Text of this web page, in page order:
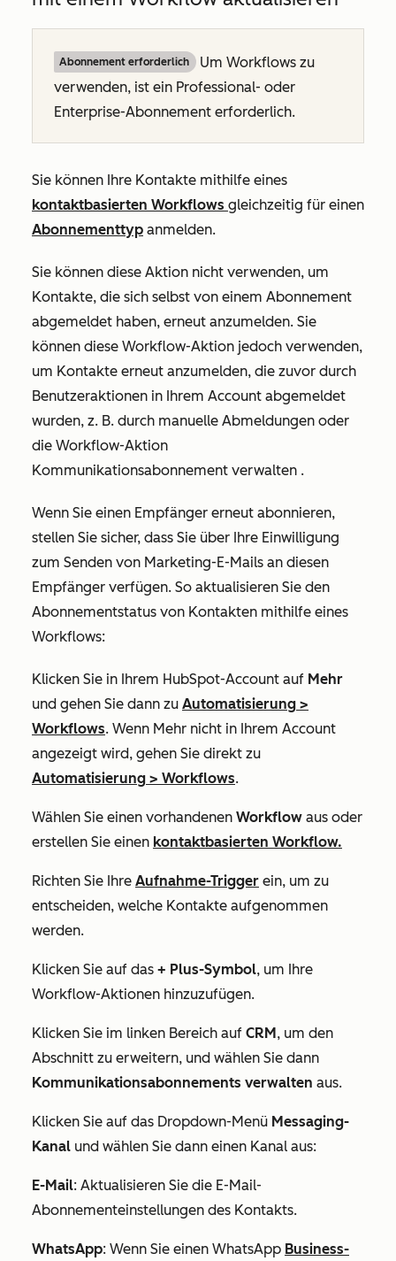
Abonnement erforderlich
Um Workflows zu
verwenden, ist ein Professional- oder
Enterprise-Abonnement erforderlich.
Sie können Ihre Kontakte mithilfe eines
kontaktbasierten Workflows gleichzeitig für einen
Abonnementtyp anmelden.
Sie können diese Aktion nicht verwenden, um
Kontakte, die sich selbst von einem Abonnement
abgemeldet haben, erneut anzumelden. Sie
können diese Workflow-Aktion jedoch verwenden,
um Kontakte erneut anzumelden, die zuvor durch
Benutzeraktionen in Ihrem Account abgemeldet
wurden, z. B. durch manuelle Abmeldungen oder
die Workflow-Aktion
Kommunikationsabonnement verwalten .
Wenn Sie einen Empfänger erneut abonnieren,
stellen Sie sicher, dass Sie über Ihre Einwilligung
zum Senden von Marketing-E-Mails an diesen
Empfänger verfügen. So aktualisieren Sie den
Abonnementstatus von Kontakten mithilfe eines
Workflows:
Klicken Sie in Ihrem HubSpot-Account auf Mehr
und gehen Sie dann zu Automatisierung >
Workflows. Wenn Mehr nicht in Ihrem Account
angezeigt wird, gehen Sie direkt zu
Automatisierung > Workflows.
Wählen Sie einen vorhandenen Workflow aus oder
erstellen Sie einen kontaktbasierten Workflow.
Richten Sie Ihre Aufnahme-Trigger ein, um zu
entscheiden, welche Kontakte aufgenommen
werden.
Klicken Sie auf das + Plus-Symbol, um Ihre
Workflow-Aktionen hinzuzufügen.
Klicken Sie im linken Bereich auf CRM, um den
Abschnitt zu erweitern, und wählen Sie dann
Kommunikationsabonnements verwalten aus.
Klicken Sie auf das Dropdown-Menü Messaging-
Kanal und wählen Sie dann einen Kanal aus:
E-Mail: Aktualisieren Sie die E-Mail-
Abonnementeinstellungen des Kontakts.
WhatsApp: Wenn Sie einen WhatsApp Business-